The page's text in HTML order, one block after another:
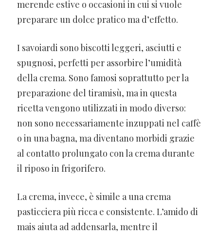
merende estive o occasioni in cui si vuole
preparare un dolce pratico ma d’effetto.
I savoiardi sono biscotti leggeri, asciutti e
spugnosi, perfetti per assorbire l’umidità
della crema. Sono famosi soprattutto per la
preparazione del tiramisù, ma in questa
ricetta vengono utilizzati in modo diverso:
non sono necessariamente inzuppati nel caffè
o in una bagna, ma diventano morbidi grazie
al contatto prolungato con la crema durante
il riposo in frigorifero.
La crema, invece, è simile a una crema
pasticciera più ricca e consistente. L’amido di
mais aiuta ad addensarla, mentre il